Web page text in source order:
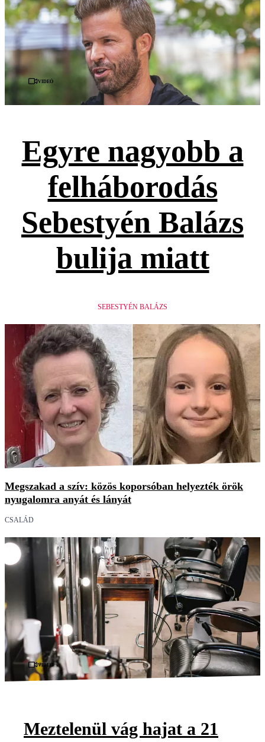
Videó
Egyre nagyobb a
felháborodás
Sebestyén Balázs
bulija miatt
SEBESTYÉN BALÁZS
Megszakad a szív: közös koporsóban helyezték örök
nyugalomra anyát és lányát
CSALÁD
Videó
Meztelenül vág hajat a 21